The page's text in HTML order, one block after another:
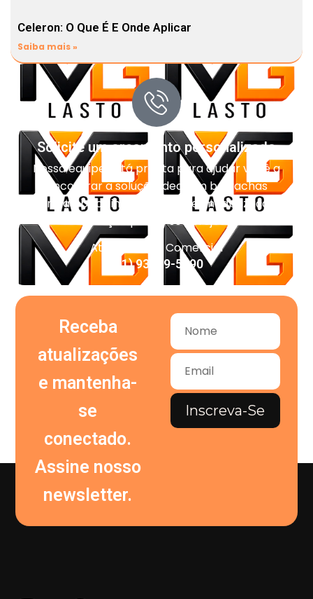
Celeron: O Que É E Onde Aplicar
Saiba mais »
Solicite um orçamento personalizado
Nossa equipe está pronta para ajudar você a
encontrar a solução ideal em borrachas
técnicas, pisos industriais, impermeabilização e
vedação para o seu projeto.
Atendimento Comercial
(11) 93959-5090
Receba
atualizações
e mantenha-
se
conectado.
Assine nosso
newsletter.
Inscreva-Se